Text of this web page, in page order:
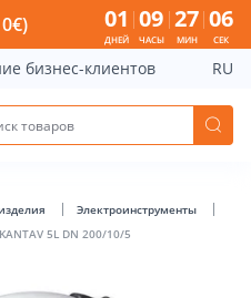
5L DN 200/10/5 - Bauhof
01
ДНЕЙ
09
ЧАСЫ
27
МИН
06
СЕК
бизнес-клиентов RU
Электроинструменты
5L DN 200/10/5